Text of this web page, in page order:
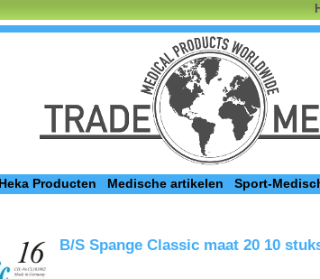
Heka Producten Medische artikelen Sport-
B/S Spange Classic maat 20 10